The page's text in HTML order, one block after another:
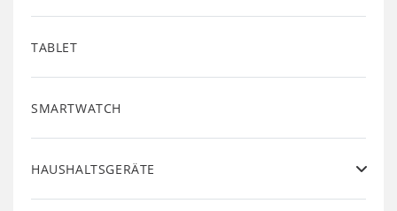
TABLET
SMARTWATCH
HAUSHALTSGERÄTE